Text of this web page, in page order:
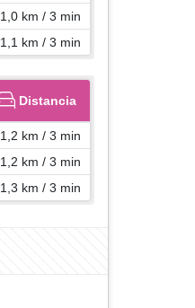
1,0 km / 3 min
1,1 km / 3 min
Distancia
1,2 km / 3 min
1,2 km / 3 min
1,3 km / 3 min